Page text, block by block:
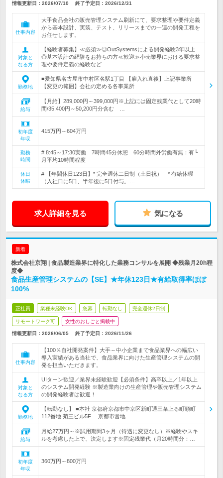
情報更新日：2026/07/10 終了予定日： 2026/12/31
仕事内容
大手食品会社の販売管理システム刷新にて、要求整理や要件定義
から基本設計、実装、テスト、リリースまでの一連の開発工程を
お任せします。
対象と
なる方
【経験者募集】≪必須≫◎OutSystemsによる開発経験3年以上
◎基本設計の経験をお持ちの方≪歓迎≫小売業界における要求整
理や要件定義の経験など
勤務地
■愛知県名古屋市中村区名駅1丁目 【雇入れ直後】上記事業所
【変更の範囲】会社の定める各事業所
給与
【月給】289,000円～399,000円※上記には固定残業代として20時
間/35,400円～50,200円分含む …
初年度
年収
415万円～604万円
勤務
時間
# 8:45～17:30実働 7時間45分休憩 60分時間外労働有無：有└
月平均10時間程度
休日
休暇
# 【年間休日123日】* 完全週休二日制（土日祝） * 有給休暇
（入社日に5日、半年後に5日付与。…
求人詳細を見る 気になる
新着
株式会社京翔 | 食品製造業界に特化した業務コンサルを展開 ◆残業月20h程
度◆
食品生産管理システムの【SE】★年休123日★有給取得率ほぼ
100%
正社員 業種未経験OK 急募 転勤なし 完全週休2日制
リモートワーク可 女性のおしごと掲載中
情報更新日：2026/06/05 終了予定日： 2026/11/26
仕事内容
【100％自社開発案件】大手～中小企業まで食品業界への幅広い
導入実績がある当社で、食品業界に向けた生産管理システムの開
発を担当いただきます。
対象と
なる方
UIターン歓迎／業界未経験歓迎【必須条件】高卒以上／1年以上
のシステム開発経験 ※製造業向けの生産管理や販売管理システム
の開発経験者は歓迎！
勤務地
【転勤なし】 ■本社 京都府京都市中京区新町通三条上る町頭町
112番地 菊三ビル5F …京都市営地…
給与
月給27万円～※試用期間3ヶ月（待遇に変更なし）※経験やスキ
ルを考慮した上で、決定します※固定残業代（月20時間分：…
初年度
年収
360万円～800万円